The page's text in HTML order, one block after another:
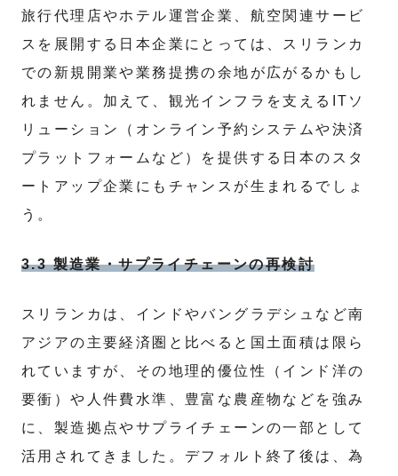
旅行代理店やホテル運営企業、航空関連サービ
スを展開する日本企業にとっては、スリランカ
での新規開業や業務提携の余地が広がるかもし
れません。加えて、観光インフラを支えるITソ
リューション（オンライン予約システムや決済
プラットフォームなど）を提供する日本のスタ
ートアップ企業にもチャンスが生まれるでしょ
う。
3.3 製造業・サプライチェーンの再検討
スリランカは、インドやバングラデシュなど南
アジアの主要経済圏と比べると国土面積は限ら
れていますが、その地理的優位性（インド洋の
要衝）や人件費水準、豊富な農産物などを強み
に、製造拠点やサプライチェーンの一部として
活用されてきました。デフォルト終了後は、為